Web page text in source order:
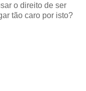
o direito de ser
tão caro por isto?